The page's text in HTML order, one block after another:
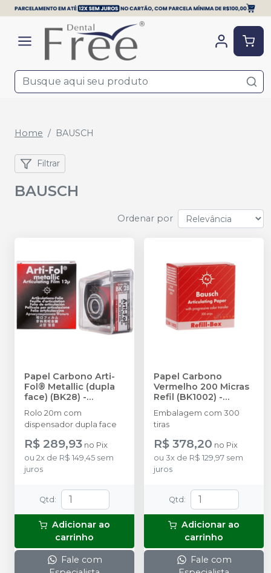
Home BAUSCH
Filtrar
BAUSCH
Ordenar por
Papel Carbono Arti-
Fol® Metallic (dupla
face) (BK28) -
BAUSCH
Rolo 20m com
dispensador dupla face
R$ 289,93 no Pix
ou 2x de R$ 149,45 sem
juros
Qtd :
Adicionar ao
carrinho
Fale com
Papel Carbono
Vermelho 200 Micras
Refil (BK1002) -
BAUSCH
Embalagem com 300
tiras
R$ 378,20 no Pix
ou 3x de R$ 129,97 sem
juros
Qtd :
Adicionar ao
carrinho
Fale com